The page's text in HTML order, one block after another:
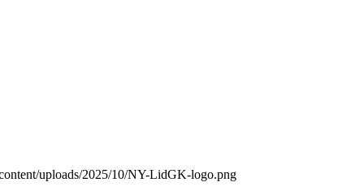
uploads/2025/10/NY-LidGK-logo.png